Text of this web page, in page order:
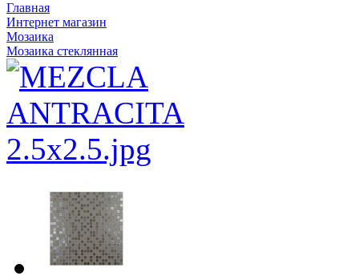
Главная
Интернет магазин
Мозаика
Мозаика стеклянная